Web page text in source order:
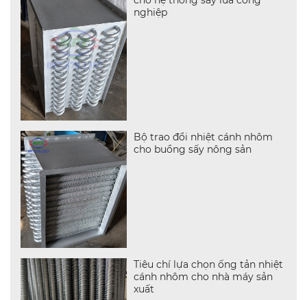
nghiệp
Bộ trao đổi nhiệt cánh nhôm
cho buồng sấy nông sản
Tiêu chí lựa chọn ống tản nhiệt
cánh nhôm cho nhà máy sản
xuất